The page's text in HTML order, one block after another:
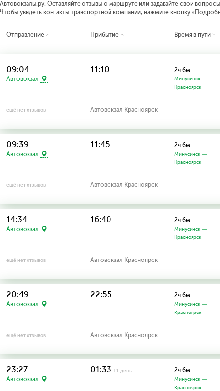
Автовокзалы.ру. Оставляйте отзывы о маршруте или задавайте свои
Чтобы увидеть контакты транспортной компании, нажмите кнопку
Отправление Прибытие Время в пути
09:04
Автовокзал
11:10 2ч 6м
Минусинск —
Красноярск
ещё нет отзывов Автовокзал Красноярск
09:39
Автовокзал
11:45 2ч 6м
Минусинск —
Красноярск
ещё нет отзывов Автовокзал Красноярск
14:34
Автовокзал
16:40 2ч 6м
Минусинск —
Красноярск
ещё нет отзывов Автовокзал Красноярск
20:49
Автовокзал
22:55 2ч 6м
Минусинск —
Красноярск
ещё нет отзывов Автовокзал Красноярск
23:27
Автовокзал
01:33+1 день 2ч 6м
Минусинск —
Красноярск